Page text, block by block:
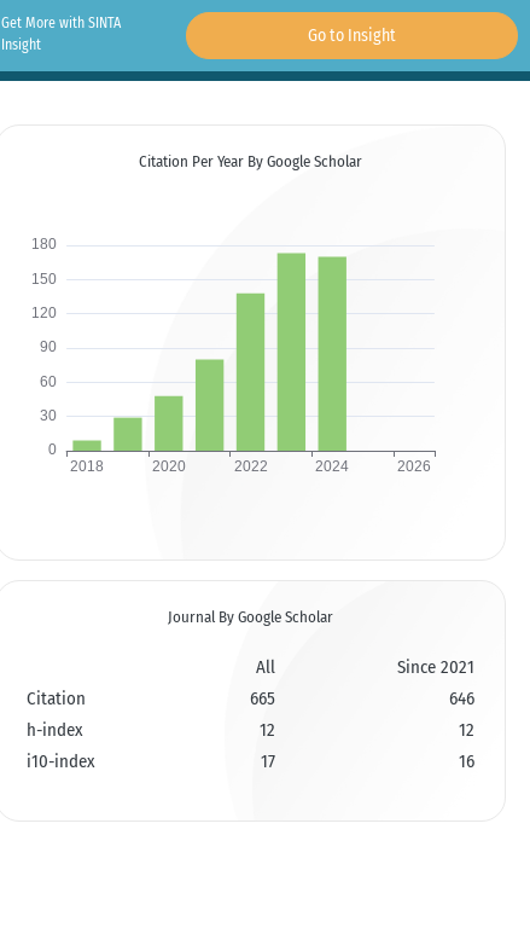
Get More with SINTA
Insight
Go to Insight
Citation Per Year By Google Scholar
Journal By Google Scholar
All
Since 2021
Citation
665
646
h-index
12
12
i10-index
17 16